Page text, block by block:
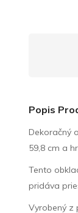
Popis
Dekoračný
59,8 cm a
Tento
pridáva
Vyrobený z